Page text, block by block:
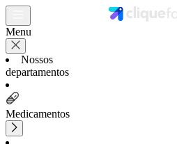
Menu
Nossos
departamentos
Medicamentos